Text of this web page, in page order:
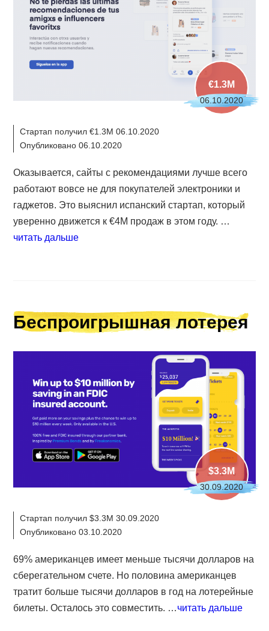
€1.3M
06.10.2020
Стартап получил €1.3M 06.10.2020
Опубликовано 06.10.2020
Оказывается, сайты с рекомендациями лучше всего
работают вовсе не для покупателей электроники и
гаджетов. Это выяснил испанский стартап, который
уверенно движется к €4M продаж в этом году. …
читать дальше
Беспроигрышная лотерея
$3.3M
30.09.2020
Стартап получил $3.3M 30.09.2020
Опубликовано 03.10.2020
69% американцев имеет меньше тысячи долларов на
сберегательном счете. Но половина американцев
тратит больше тысячи долларов в год на лотерейные
билеты. Осталось это совместить. …читать дальше